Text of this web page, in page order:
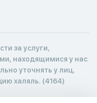
за услуги,
находящимися у нас
уточнять у лиц,
халяль. (4164)